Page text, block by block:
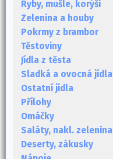
Ryby, mušle, korýši
Zelenina a houby
Pokrmy z brambor
Těstoviny
Jídla z těsta
Sladká a ovocná jídla
Ostatní jídla
Přílohy
Omáčky
Saláty, nakl. zelenina
Deserty, zákusky